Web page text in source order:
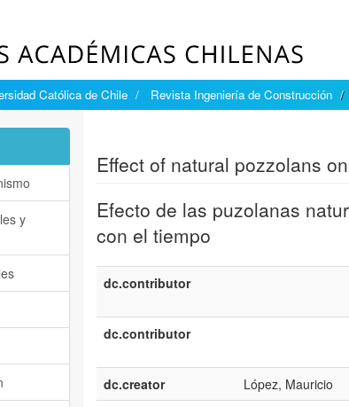
Católica de Chile Revista Ingeniería de Construcción
Effect of natural pozzolans
Efecto de las puzolanas
con el tiempo
dc.contributor
dc.contributor
dc.creator
López, Mauricio
y